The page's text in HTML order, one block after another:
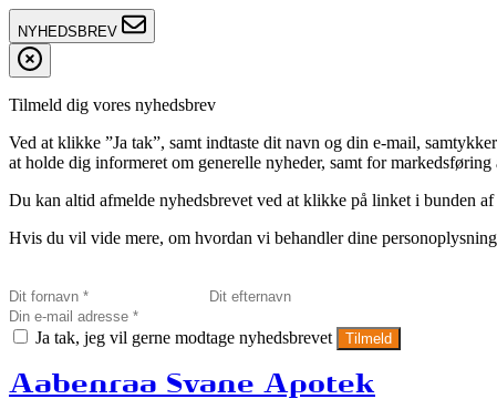
NYHEDSBREV
Tilmeld dig vores nyhedsbrev
Ved at klikke ”Ja tak”, samt indtaste dit navn og din e-mail,
at holde dig informeret om generelle nyheder, samt for markedsføring
Du kan altid afmelde nyhedsbrevet ved at klikke på linket i bunden
Hvis du vil vide mere, om hvordan vi behandler dine
Ja tak, jeg vil gerne modtage nyhedsbrevet Tilmeld
Aabenraa Svane Apotek